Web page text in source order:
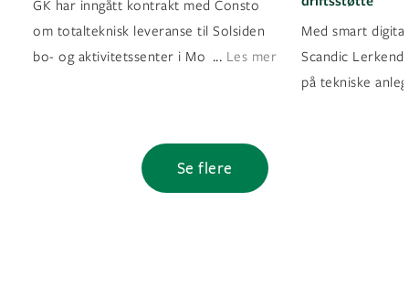
GK har inngått kontrakt med Consto
om totalteknisk leveranse til Solsiden
bo- og aktivitetssenter i Mo i Rana
... Les mer
Med smart
Scandic
på tekniske
Se flere